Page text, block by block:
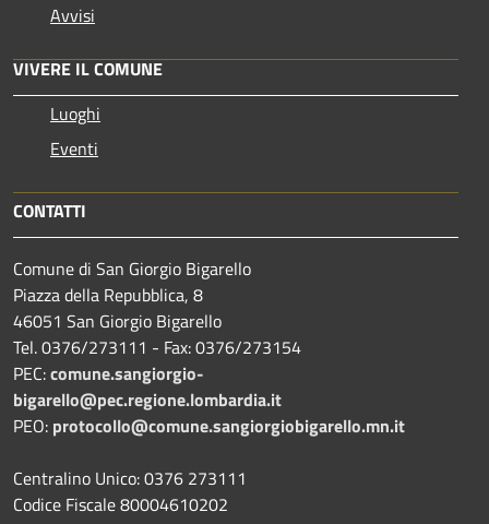
Avvisi
VIVERE IL COMUNE
Luoghi
Eventi
CONTATTI
Comune di San Giorgio Bigarello
Piazza della Repubblica, 8
46051 San Giorgio Bigarello
Tel. 0376/273111 - Fax: 0376/273154
PEC:comune.sangiorgio-
bigarello@pec.regione.lombardia.it
PEO: protocollo@comune.sangiorgiobigarello.mn.it
Centralino Unico: 0376 273111
Codice Fiscale 80004610202